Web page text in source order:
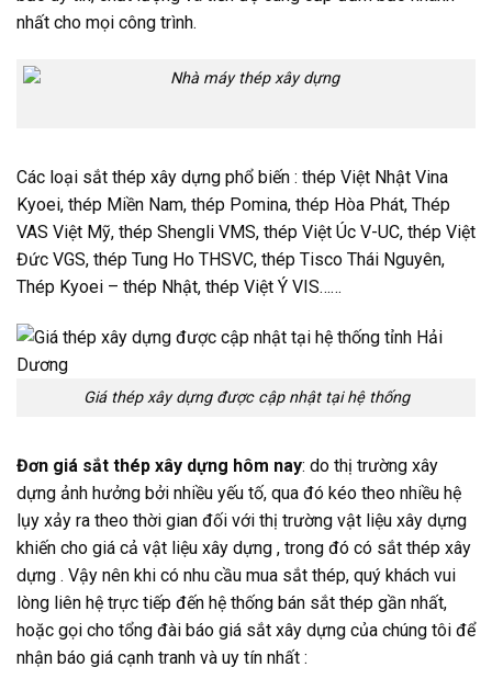
nhất cho mọi công trình.
Các loại sắt thép xây dựng phổ biến : thép Việt Nhật Vina
Kyoei, thép Miền Nam, thép Pomina, thép Hòa Phát, Thép
VAS Việt Mỹ, thép Shengli VMS, thép Việt Úc V-UC, thép Việt
Đức VGS, thép Tung Ho THSVC, thép Tisco Thái Nguyên,
Thép Kyoei – thép Nhật, thép Việt Ý VIS……
Giá thép xây dựng được cập nhật tại hệ thống
Đơn giá sắt thép xây dựng hôm nay: do thị trường xây
dựng ảnh hưởng bởi nhiều yếu tố, qua đó kéo theo nhiều hệ
lụy xảy ra theo thời gian đối với thị trường vật liệu xây dựng
khiến cho giá cả vật liệu xây dựng , trong đó có sắt thép xây
dựng . Vậy nên khi có nhu cầu mua sắt thép, quý khách vui
lòng liên hệ trực tiếp đến hệ thống bán sắt thép gần nhất,
hoặc gọi cho tổng đài báo giá sắt xây dựng của chúng tôi để
nhận báo giá cạnh tranh và uy tín nhất :